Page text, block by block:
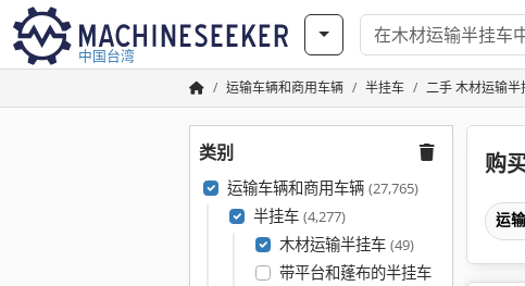
中国台湾
运输车辆和商用车辆 半挂车 二手 木材运输半
类别
运输车辆和商用车辆 (27,765)
半挂车 (4,277)
木材运输半挂车 (49)
带平台和蓬布的半挂车
购
运